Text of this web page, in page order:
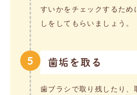
すいかをチェックするため
しをしてもらいましょう。
5 歯垢を取る
歯ブラシで取り残したり、